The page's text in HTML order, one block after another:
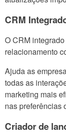
CRM
O CRM
relacionamento
Ajuda as
todas as
marketing mais
nas preferências
Criador de